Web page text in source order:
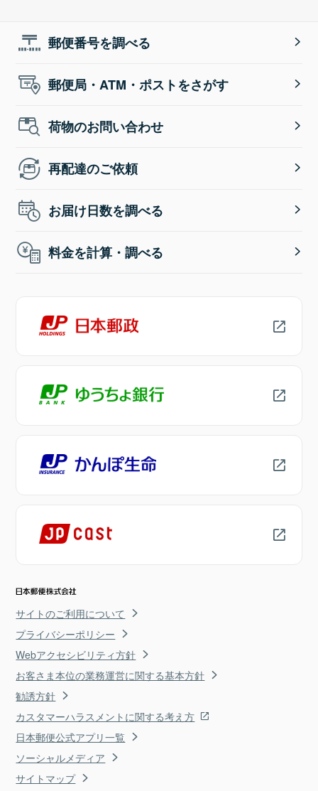
郵便番号を調べる
郵便局・ATM・ポストをさがす
荷物のお問い合わせ
再配達のご依頼
お届け日数を調べる
料金を計算・調べる
サイトのご利用について
プライバシーポリシー
Webアクセシビリティ方針
お客さま本位の業務運営に関する基本方針
勧誘方針
カスタマーハラスメントに関する考え方
日本郵便公式アプリ一覧
ソーシャルメディア
サイトマップ